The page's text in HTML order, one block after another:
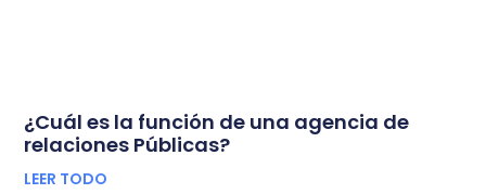
¿Cuál es la función de una agencia de
relaciones Públicas?
LEER TODO